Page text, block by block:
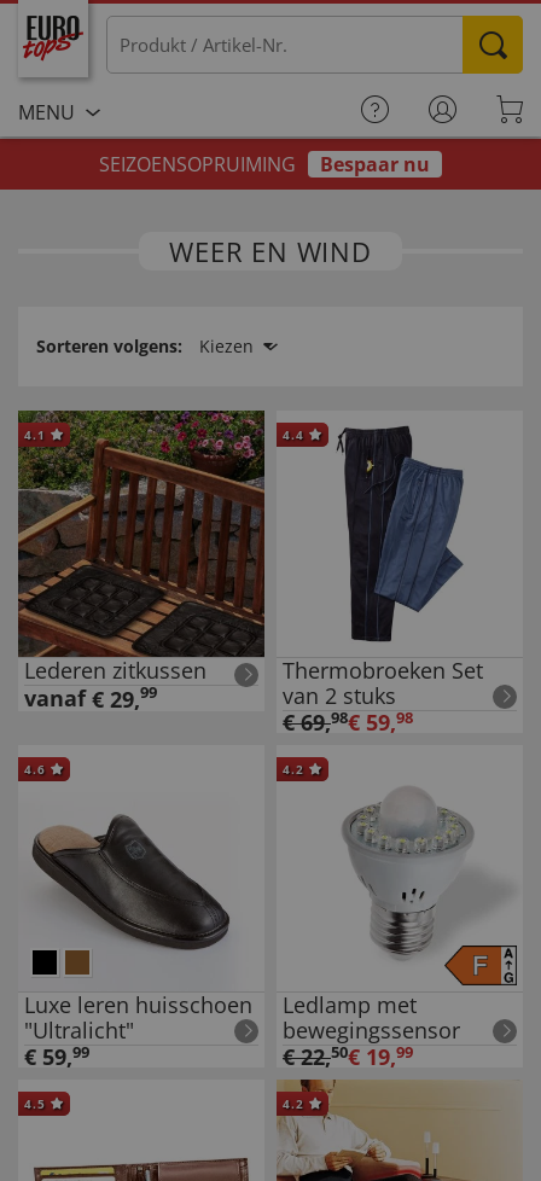
MENU
SEIZOENSOPRUIMING
Bespaar nu
WEER EN WIND
Sorteren volgens: Kiezen
4.1
Lederen zitkussen
vanaf € 29,99
4.4
Thermobroeken Set
van 2 stuks
€69,98€ 59,98
4.6
Luxe leren huisschoen
"Ultralicht"
€ 59,99
4.2
Ledlamp met
bewegingssensor
€22,50€ 19,99
4.5 4.2